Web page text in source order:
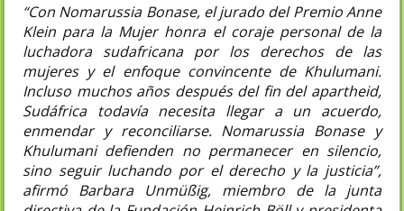
“Con Nomarussia Bonase, el jurado del Premio Anne
Klein para la Mujer honra el coraje personal de la
luchadora sudafricana por los derechos de las
mujeres y el enfoque convincente de Khulumani.
Incluso muchos años después del fin del apartheid,
Sudáfrica todavía necesita llegar a un acuerdo,
enmendar y reconciliarse. Nomarussia Bonase y
Khulumani defienden no permanecer en silencio,
sino seguir luchando por el derecho y la justicia”,
afirmó Barbara Unmüßig, miembro de la junta